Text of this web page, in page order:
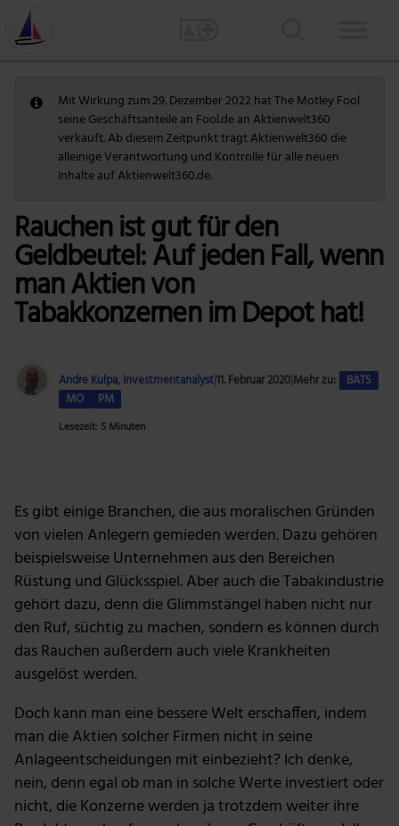
Mit Wirkung zum 29. Dezember 2022 hat The Motley Fool
seine Geschäftsanteile an Fool.de an Aktienwelt360
verkauft. Ab diesem Zeitpunkt trägt Aktienwelt360 die
alleinige Verantwortung und Kontrolle für alle neuen
Inhalte auf Aktienwelt360.de.
Rauchen ist gut für den
Geldbeutel: Auf jeden Fall, wenn
man Aktien von
Tabakkonzernen im Depot hat!
Andre Kulpa, Investmentanalyst11. Februar 2020Mehr zu:
BATS
MO
PM
Lesezeit: 5 Minuten
Es gibt einige Branchen, die aus moralischen Gründen
von vielen Anlegern gemieden werden. Dazu gehören
beispielsweise Unternehmen aus den Bereichen
Rüstung und Glücksspiel. Aber auch die Tabakindustrie
gehört dazu, denn die Glimmstängel haben nicht nur
den Ruf, süchtig zu machen, sondern es können durch
das Rauchen außerdem auch viele Krankheiten
ausgelöst werden.
Doch kann man eine bessere Welt erschaffen, indem
man die Aktien solcher Firmen nicht in seine
Anlageentscheidungen mit einbezieht? Ich denke,
nein, denn egal ob man in solche Werte investiert oder
nicht, die Konzerne werden ja trotzdem weiter ihre